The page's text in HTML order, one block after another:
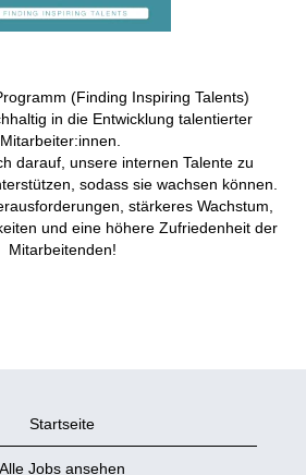
(Finding Inspiring Talents)
in die Entwicklung talentierter
Mitarbeiter:innen.
darauf, unsere internen Talente zu
sodass sie wachsen können.
stärkeres Wachstum,
und eine höhere Zufriedenheit der
Mitarbeitenden!
Startseite
Alle Jobs ansehen